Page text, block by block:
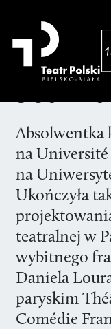
Absolwentka
na
na
Ukończyła
teatralnej w
wybitnego
Daniela
paryskim
Comédie